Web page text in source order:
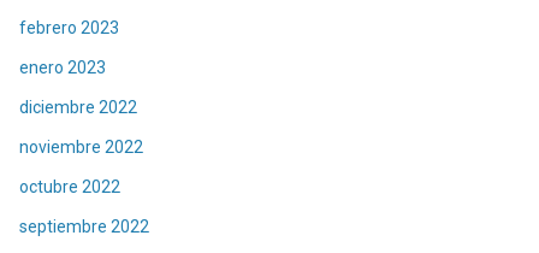
febrero 2023
enero 2023
diciembre 2022
noviembre 2022
octubre 2022
septiembre 2022